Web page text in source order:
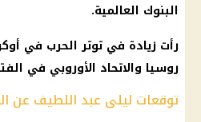
البنوك العالمية.
رأت زيادة في توتر الحرب في
روسيا والاتحاد الأوروبي في
توقعات ليلى عبد اللطيف عن